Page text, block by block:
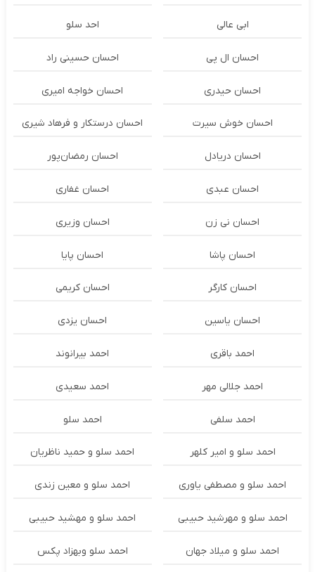
ابی عالی احد سلو
احسان ال پی احسان حسینی راد
احسان حیدری احسان خواجه امیری
احسان خوش سیرت احسان درستكار و فرهاد شيرى
احسان دریادل احسان رمضان‌پور
احسان عبدی احسان غفاری
احسان نی زن احسان وزیری
احسان پاشا احسان پایا
احسان کارگر احسان کریمی
احسان یاسین احسان یزدی
احمد باقری احمد بیرانوند
احمد جلالی مهر احمد سعیدی
احمد سلفی احمد سلو
احمد سلو و امیر کلهر احمد سلو و حمید ناظریان
احمد سلو و مصطفی یاوری احمد سلو و معین زندی
احمد سلو و مهرشید حبیبی احمد سلو و مهشید حبیبی
احمد سلو و میلاد جهان احمد سلو وبهزاد پکس